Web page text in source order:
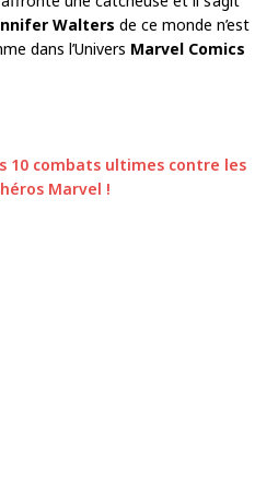
Walters de ce monde n’est
dans l’Univers Marvel Comics
10 combats ultimes contre les
Marvel !